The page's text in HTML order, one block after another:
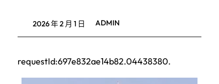
2026 年 2 月 1 日 ADMIN
requestId:697e832ae14b82.04438380.